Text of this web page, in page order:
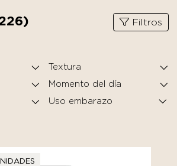
) Filtros
Textura
Momento del día